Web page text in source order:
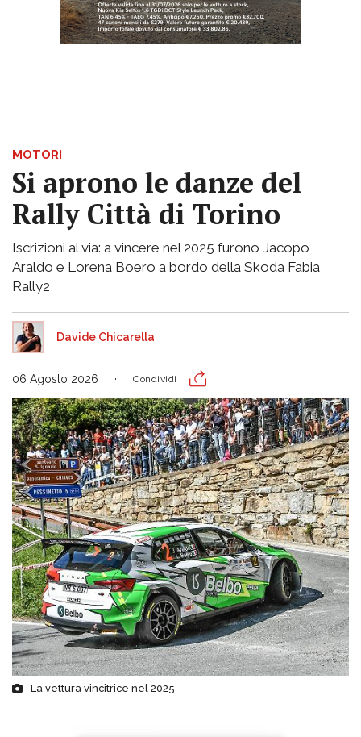
MOTORI
Si aprono le danze del
Rally Città di Torino
Iscrizioni al via: a vincere nel 2025 furono Jacopo
Araldo e Lorena Boero a bordo della Skoda Fabia
Rally2
Davide Chicarella
06 Agosto 2026 Condividi
La vettura vincitrice nel 2025